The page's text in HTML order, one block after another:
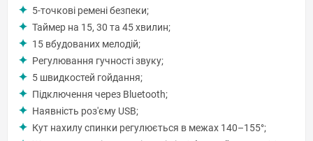
5-точкові ремені безпеки;
Таймер на 15, 30 та 45 хвилин;
15 вбудованих мелодій;
Регулювання гучності звуку;
5 швидкостей гойдання;
Підключення через Bluetooth;
Наявність роз'єму USB;
Кут нахилу спинки регулюється в межах 140–155°;